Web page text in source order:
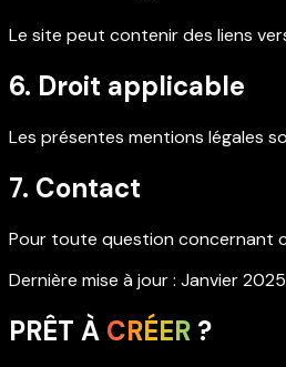
Le site peut contenir des liens
6. Droit applicable
Les présentes mentions légales
7. Contact
Pour toute question concernant
Dernière mise à jour : Janvier 2025
PRÊT À CRÉER ?